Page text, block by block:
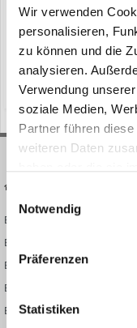
Wir verwenden
personalisieren,
zu können und die
analysieren.
Verwendung
soziale Medien,
Partner führen
weiteren Daten
Einwilligungsauswahl
Notwendig
Präferenzen
Statistiken
ein Thema erstellte
Baumaschinen
Hier geht's zum
29. November 2019
Bauforum24 News
Bauforum24 TV
BF24 Mediathek
BF24 Fotostrecken
Bauforum Shop